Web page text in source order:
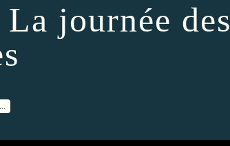
journée des